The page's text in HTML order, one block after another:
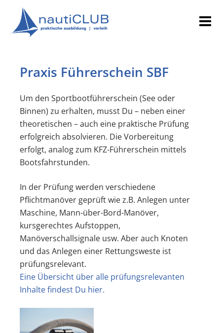
Inhalt
Praxis Führerschein SBF
Um den Sportbootführerschein (See oder
Binnen) zu erhalten, musst Du – neben einer
theoretischen – auch eine praktische Prüfung
erfolgreich absolvieren. Die Vorbereitung
erfolgt, analog zum KFZ-Führerschein mittels
Bootsfahrstunden.
In der Prüfung werden verschiedene
Pflichtmanöver geprüft wie z.B. Anlegen unter
Maschine, Mann-über-Bord-Manöver,
kursgerechtes Aufstoppen,
Manöverschallsignale usw. Aber auch Knoten
und das Anlegen einer Rettungsweste ist
prüfungsrelevant.
Eine Übersicht über alle prüfungsrelevanten
Inhalte findest Du hier.